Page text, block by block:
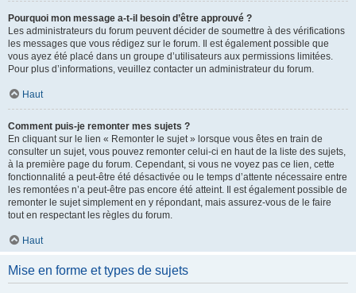
Pourquoi mon message a-t-il besoin d’être approuvé ?
Les administrateurs du forum peuvent décider de soumettre à des vérifications
les messages que vous rédigez sur le forum. Il est également possible que
vous ayez été placé dans un groupe d’utilisateurs aux permissions limitées.
Pour plus d’informations, veuillez contacter un administrateur du forum.
Haut
Comment puis-je remonter mes sujets ?
En cliquant sur le lien « Remonter le sujet » lorsque vous êtes en train de
consulter un sujet, vous pouvez remonter celui-ci en haut de la liste des sujets,
à la première page du forum. Cependant, si vous ne voyez pas ce lien, cette
fonctionnalité a peut-être été désactivée ou le temps d’attente nécessaire entre
les remontées n’a peut-être pas encore été atteint. Il est également possible de
remonter le sujet simplement en y répondant, mais assurez-vous de le faire
tout en respectant les règles du forum.
Haut
Mise en forme et types de sujets